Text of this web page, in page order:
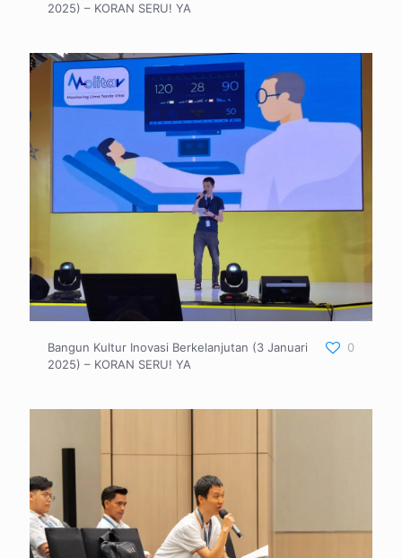
2025) – KORAN SERU! YA
Bangun Kultur Inovasi Berkelanjutan (3 Januari
2025) – KORAN SERU! YA
0